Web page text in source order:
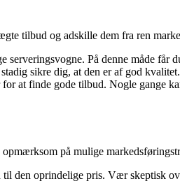
tilbud og adskille dem fra ren
På denne måde
sikre dig, at den er af god
at finde gode tilbud. Nogle gange
på mulige
den oprindelige pris. Vær skeptisk